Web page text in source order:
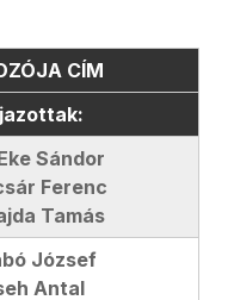
CÍM
Sándor
Ferenc
Tamás
József
Antal